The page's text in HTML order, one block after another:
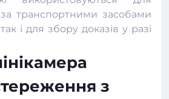
транспортними засобами
і для збору доказів у разі
з